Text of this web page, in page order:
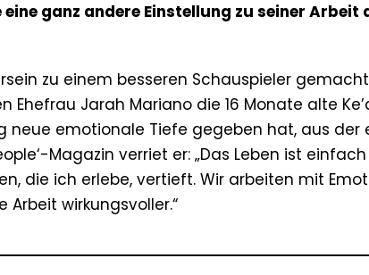
ganz andere Einstellung zu seiner Arbeit
zu einem besseren Schauspieler
Jarah Mariano die 16 Monate alte
neue emotionale Tiefe gegeben hat, aus der
Magazin verriet er: „Das Leben ist einfach
die ich erlebe, vertieft. Wir arbeiten mit
wirkungsvoller.“